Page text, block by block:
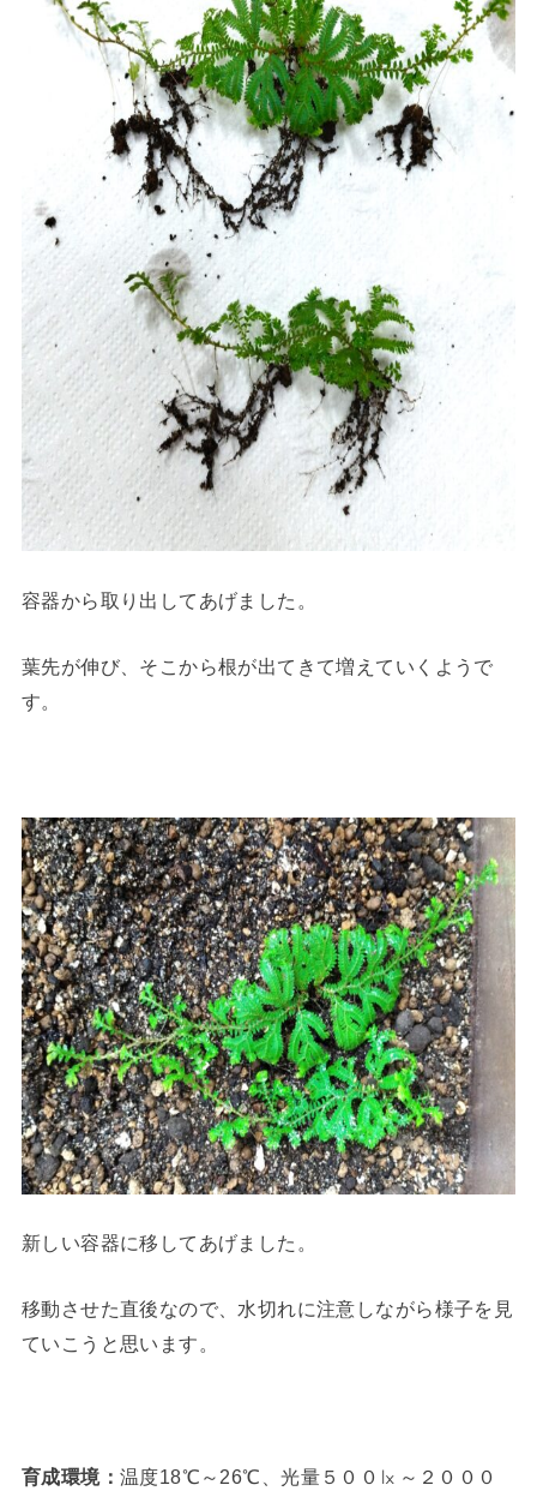
容器から取り出してあげました。
葉先が伸び、そこから根が出てきて増えていくようで
す。
新しい容器に移してあげました。
移動させた直後なので、水切れに注意しながら様子を見
ていこうと思います。
育成環境： 温度18℃～26℃、光量５００㏓～２０００